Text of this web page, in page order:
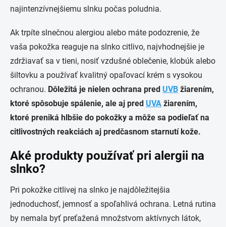
najintenzívnejšiemu slnku počas poludnia.
Ak trpíte slnečnou alergiou alebo máte podozrenie, že
vaša pokožka reaguje na slnko citlivo, najvhodnejšie je
zdržiavať sa v tieni, nosiť vzdušné oblečenie, klobúk alebo
šiltovku a používať kvalitný opaľovací krém s vysokou
ochranou. Dôležitá je nielen ochrana pred UVB žiarením,
ktoré spôsobuje spálenie, ale aj pred UVA žiarením,
ktoré preniká hlbšie do pokožky a môže sa podieľať na
citlivostných reakciách aj predčasnom starnutí kože.
Aké produkty používať pri alergii na
slnko?
Pri pokožke citlivej na slnko je najdôležitejšia
jednoduchosť, jemnosť a spoľahlivá ochrana. Letná rutina
by nemala byť preťažená množstvom aktívnych látok,